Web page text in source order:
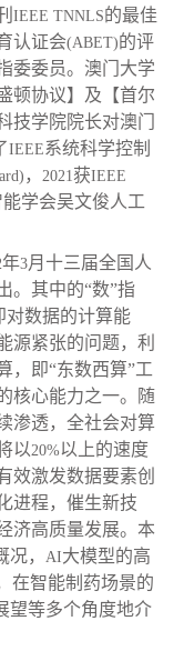
IEEE TNNLS的最佳
认证会(ABET)的评
委委员。澳门大学
顿协议】及【首尔
技学院院长对澳门
IEEE 系统科学控制
， 2021获IEEE
学会吴文俊人工
年3月十三届全国人
。其中的“数”指
对数据的计算能
源紧张的问题，利
，即“东数西算”工
核心能力之一。随
渗透，全社会对算
以20%以上的速度
效激发数据要素创
进程，催生新技
济高质量发展。本
况， AI大模型的高
在智能制药场景的
望等多个角度地介